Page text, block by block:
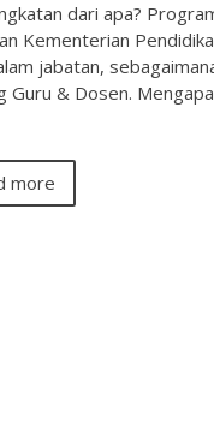
dari apa?
Kementerian
jabatan,
Guru & Dosen.
more